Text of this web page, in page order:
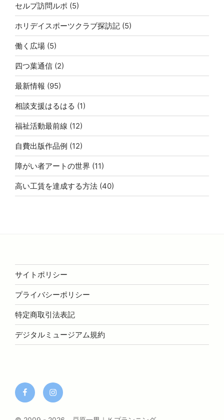
セルプ訪問ルポ (5)
ホリデイスポーツクラブ探訪記 (5)
働く広場 (5)
四つ葉通信 (2)
最新情報 (95)
相談支援はるはる (1)
福祉活動最前線 (12)
自費出版作品例 (12)
障がい者アートの世界 (11)
高い工賃を達成する方法 (40)
サイトポリシー
プライバシーポリシー
特定商取引法表記
デジタルミュージアム規約
facebookInstagram